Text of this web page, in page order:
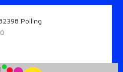
Polling